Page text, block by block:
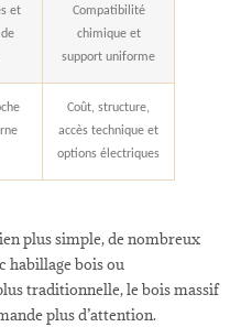
et
Compatibilité
chimique et
support uniforme
Coût, structure,
accès technique et
options électriques
plus simple, de nombreux
habillage bois ou
traditionnelle, le bois massif
plus d’attention.